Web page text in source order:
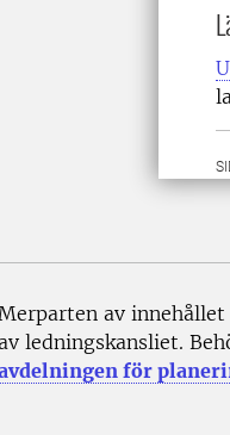
Merparten av
ledningskansliet.
för